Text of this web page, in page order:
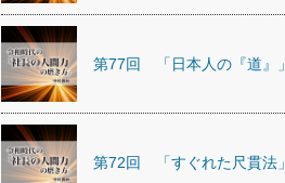
第77回 「日本人の『道』」
第72回 「すぐれた尺貫法」